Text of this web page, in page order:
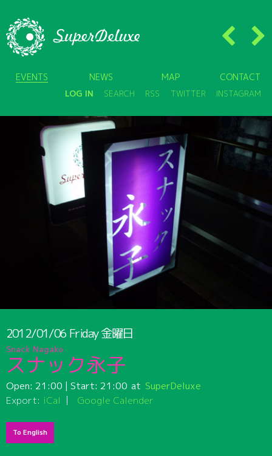
EVENTS NEWS MAP CONTACT
LOG IN SEARCH RSS TWITTER INSTAGRAM
2012/01/06Friday金曜日
Snack Nagako
スナック永子
Open: 21:00 | Start: 21:00
SuperDeluxe
Export: iCal Google Calender
To English